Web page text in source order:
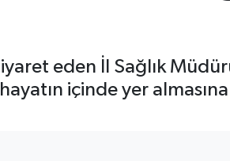
eden İl Sağlık
içinde yer